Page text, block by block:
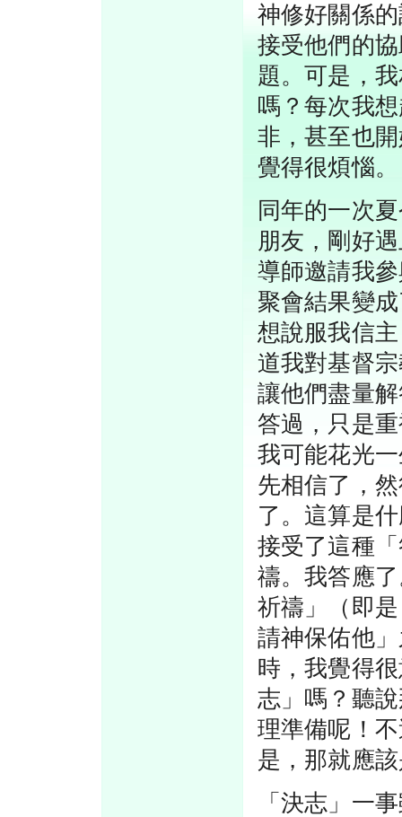
神修好關係
接受他們的
題。可是，
嗎？每次我
非，甚至也
覺得很煩惱。
同年的一次
朋友，剛好
導師邀請我
聚會結果變
想說服我信
道我對基督
讓他們盡量
答過，只是
我可能花光
先相信了，
了。這算是
接受了這種
禱。我答應
祈禱」（即
請神保佑他
時，我覺得
志」嗎？聽
理準備呢！
是，那就應
「決志」一